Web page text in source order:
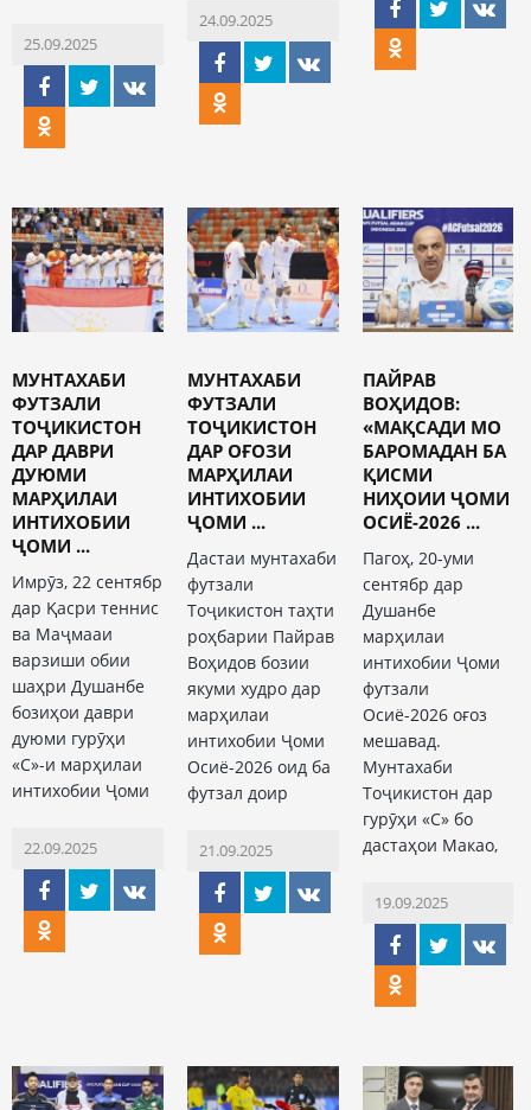
25.09.2025
24.09.2025
МУНТАХАБИ
ФУТЗАЛИ
ТОҶИКИСТОН
ДАР ДАВРИ
ДУЮМИ
МАРҲИЛАИ
ИНТИХОБИИ
ҶОМИ ...
Имрӯз, 22 сентябр
дар Қасри теннис
ва Маҷмааи
варзиши обии
шаҳри Душанбе
бозиҳои даври
дуюми гурӯҳи
«С»-и марҳилаи
интихобии Ҷоми
22.09.2025
МУНТАХАБИ
ФУТЗАЛИ
ТОҶИКИСТОН
ДАР ОҒОЗИ
МАРҲИЛАИ
ИНТИХОБИИ
ҶОМИ ...
Дастаи мунтахаби
футзали
Тоҷикистон таҳти
роҳбарии Пайрав
Воҳидов бозии
якуми худро дар
марҳилаи
интихобии Ҷоми
Осиё-2026 оид ба
футзал доир
21.09.2025
ПАЙРАВ
ВОҲИДОВ:
«МАҚСАДИ МО
БАРОМАДАН БА
ҚИСМИ
НИҲОИИ ҶОМИ
ОСИЁ-2026 ...
Пагоҳ, 20-уми
сентябр дар
Душанбе
марҳилаи
интихобии Ҷоми
футзали
Осиё-2026 оғоз
мешавад.
Мунтахаби
Тоҷикистон дар
гурӯҳи «С» бо
дастаҳои Макао,
19.09.2025